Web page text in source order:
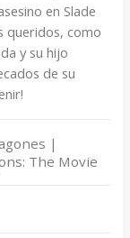
en Slade
queridos, como
y su hijo
de su
|
The Movie